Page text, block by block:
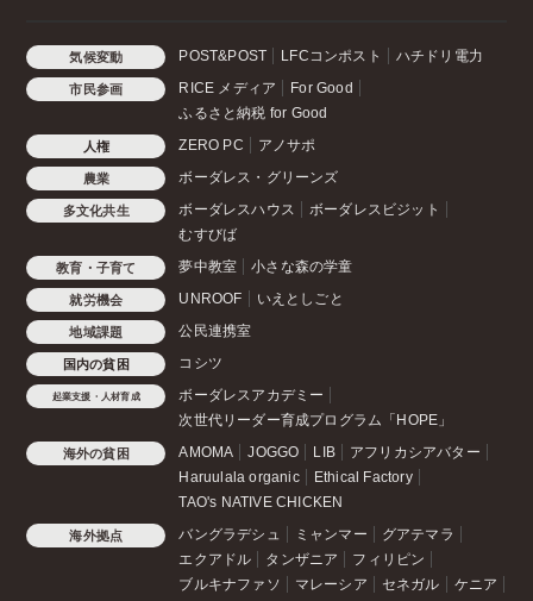
気候変動 POST&POST LFCコンポスト ハチドリ電力
市民参画 RICE メディア
For Good
ふるさと納税 for Good
人権 ZERO PC アノサポ
農業 ボーダレス・グリーンズ
多文化共生 ボーダレスハウス
ボーダレスビジット
むすびば
教育・子育て 夢中教室 小さな森の学童
就労機会 UNROOF いえとしごと
地域課題 公民連携室
国内の貧困 コシツ
起業支援・人材育成
ボーダレスアカデミー
次世代リーダー育成プログラム「HOPE」
海外の貧困 AMOMA JOGGO LIB
アフリカシアバター
Haruulala organic
Ethical Factory
TAO's NATIVE CHICKEN
海外拠点 バングラデシュ ミャンマー
グアテマラ
エクアドル
タンザニア
フィリピン
ブルキナファソ
マレーシア セネガル ケニア